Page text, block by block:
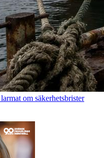
om säkerhetsbrister